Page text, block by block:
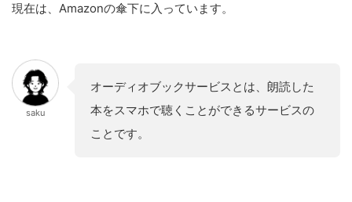
現在は、Amazonの傘下に入っています。
saku
オーディオブックサービスとは、朗読した
本をスマホで聴くことができるサービスの
ことです。